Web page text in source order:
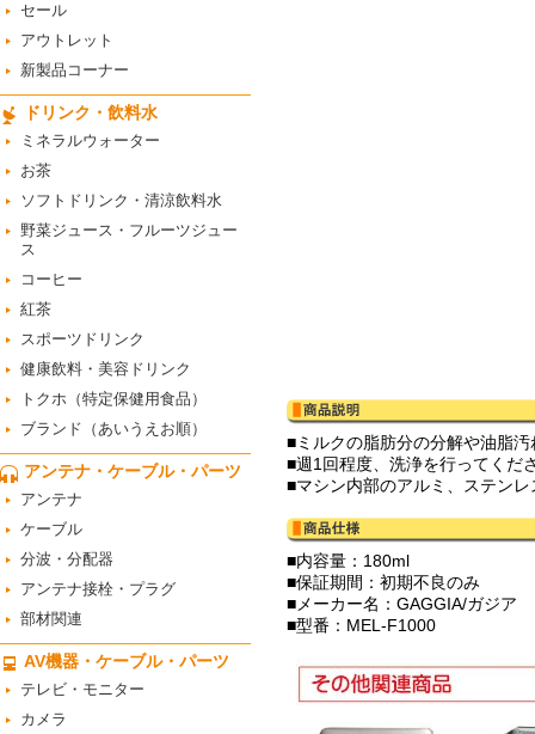
セール
アウトレット
新製品コーナー
ドリンク・飲料水
ミネラルウォーター
お茶
ソフトドリンク・清涼飲料水
野菜ジュース・フルーツジュー
ス
コーヒー
紅茶
スポーツドリンク
健康飲料・美容ドリンク
トクホ（特定保健用食品）
ブランド（あいうえお順）
アンテナ・ケーブル・パーツ
アンテナ
ケーブル
分波・分配器
アンテナ接栓・プラグ
部材関連
AV機器・ケーブル・パーツ
テレビ・モニター
カメラ
■ミルクの脂肪分の分解や油脂
■週1回程度、洗浄を行ってくだ
■マシン内部のアルミ、ステン
■内容量：180ml
■保証期間：初期不良のみ
■メーカー名：GAGGIA/ガジア
■型番：MEL-F1000